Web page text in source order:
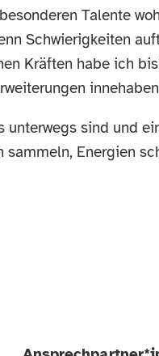
Talente
Schwierigkeiten
Kräften habe ich
sind und
Energien